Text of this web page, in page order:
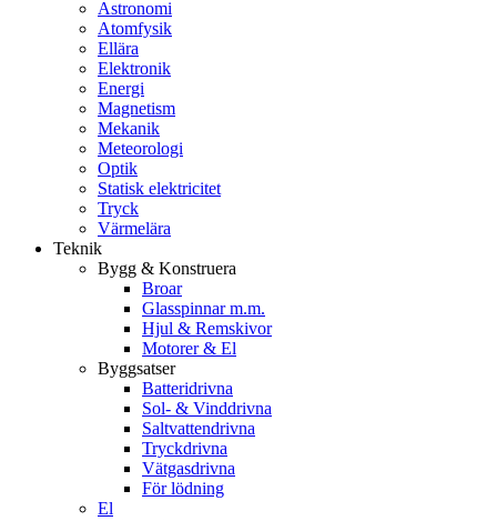
Astronomi
Atomfysik
Ellära
Elektronik
Energi
Magnetism
Mekanik
Meteorologi
Optik
Statisk elektricitet
Tryck
Värmelära
Teknik
Bygg & Konstruera
Broar
Glasspinnar m.m.
Hjul & Remskivor
Motorer & El
Byggsatser
Batteridrivna
Sol- & Vinddrivna
Saltvattendrivna
Tryckdrivna
Vätgasdrivna
För lödning
El